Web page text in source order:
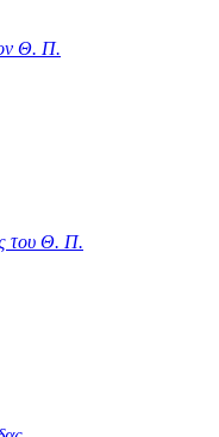
Θ. Π.
του Θ. Π.